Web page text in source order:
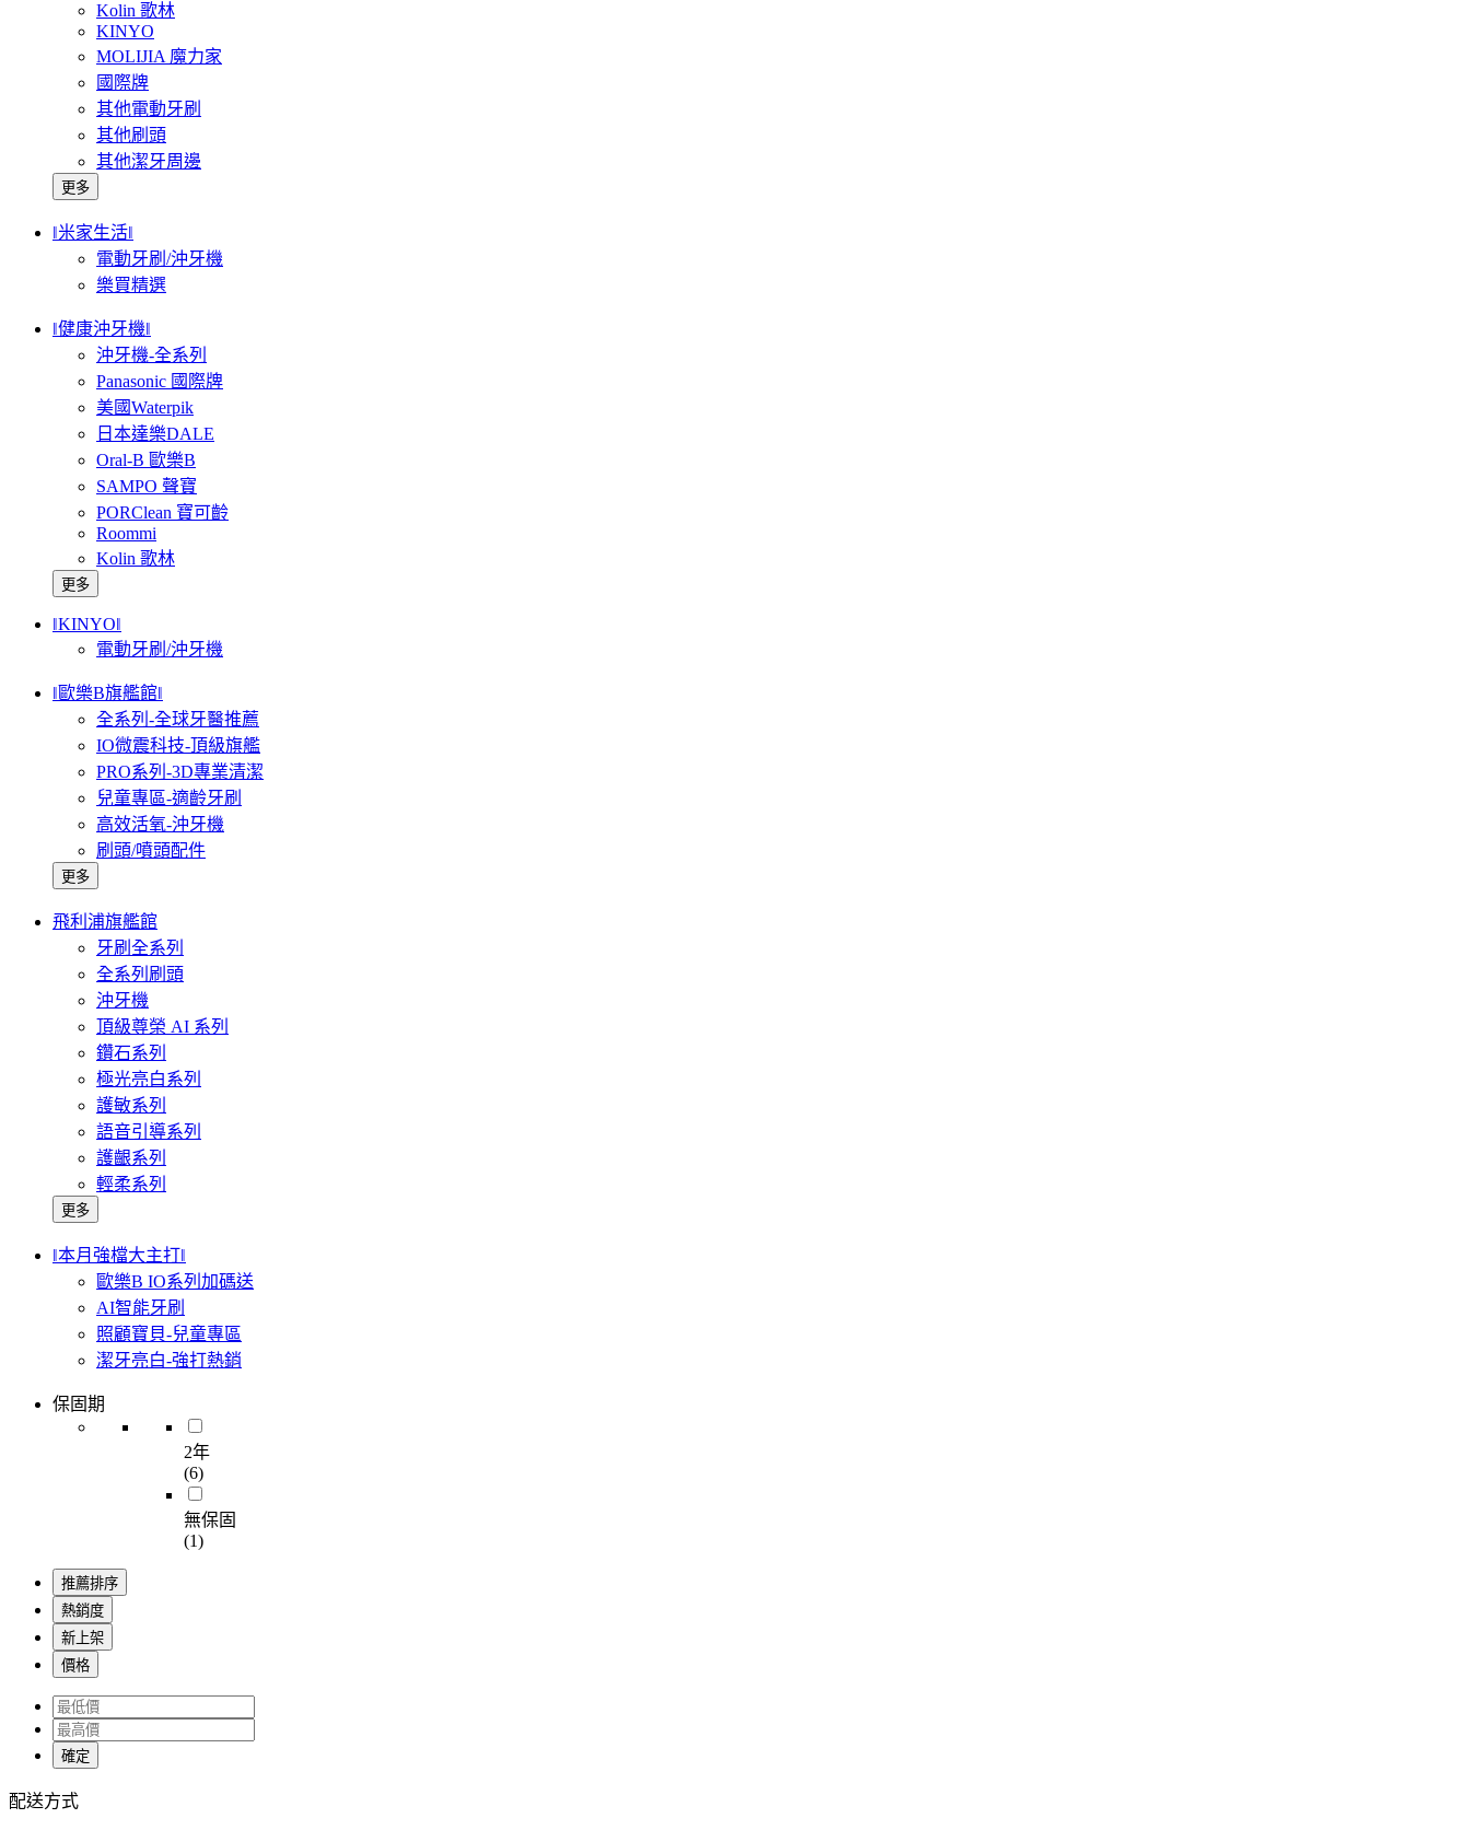
Kolin 歌林
KINYO
MOLIJIA 魔力家
國際牌
其他電動牙刷
其他刷頭
其他潔牙周邊
更多
‖米家生活‖
電動牙刷/沖牙機
樂買精選
‖健康沖牙機‖
沖牙機-全系列
Panasonic 國際牌
美國Waterpik
日本達樂DALE
Oral-B 歐樂B
SAMPO 聲寶
PORClean 寶可齡
Roommi
Kolin 歌林
更多
‖KINYO‖
電動牙刷/沖牙機
‖歐樂B旗艦館‖
全系列-全球牙醫推薦
IO微震科技-頂級旗艦
PRO系列-3D專業清潔
兒童專區-適齡牙刷
高效活氧-沖牙機
刷頭/噴頭配件
更多
飛利浦旗艦館
牙刷全系列
全系列刷頭
沖牙機
頂級尊榮 AI 系列
鑽石系列
極光亮白系列
護敏系列
語音引導系列
護齦系列
輕柔系列
更多
‖本月強檔大主打‖
歐樂B IO系列加碼送
AI智能牙刷
照顧寶貝-兒童專區
潔牙亮白-強打熱銷
保固期
2年
(6)
無保固
(1)
推薦排序
熱銷度
新上架
價格
確定
配送方式